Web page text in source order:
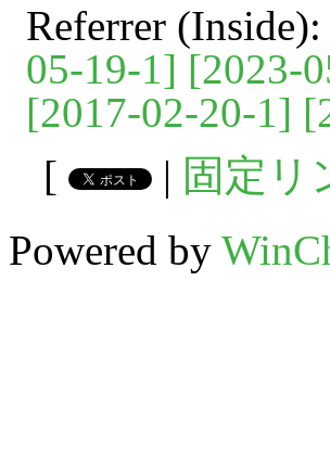
Referrer (Inside):
05-19-1] [2023-
[2017-02-20-1]
[
| 固定リ
Powered by